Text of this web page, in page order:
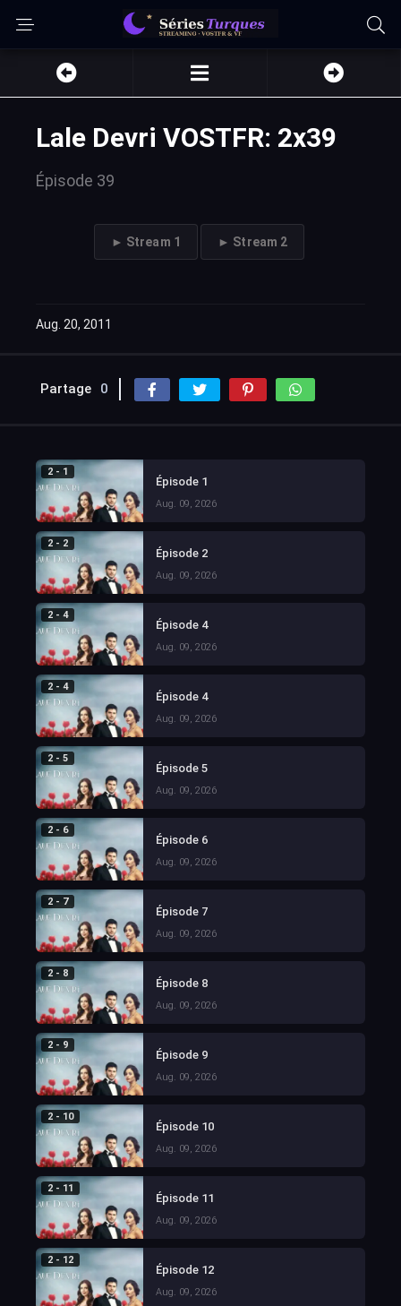
Lale Devri VOSTFR: 2x39
Épisode 39
► Stream 1 ► Stream 2
Aug. 20, 2011
Partage 0
2 - 1
Épisode 1
Aug. 09, 2026
2 - 2
Épisode 2
Aug. 09, 2026
2 - 4
Épisode 4
Aug. 09, 2026
2 - 4
Épisode 4
Aug. 09, 2026
2 - 5
Épisode 5
Aug. 09, 2026
2 - 6
Épisode 6
Aug. 09, 2026
2 - 7
Épisode 7
Aug. 09, 2026
2 - 8
Épisode 8
Aug. 09, 2026
2 - 9
Épisode 9
Aug. 09, 2026
2 - 10
Épisode 10
Aug. 09, 2026
2 - 11
Épisode 11
Aug. 09, 2026
2 - 12
Épisode 12
Aug. 09, 2026